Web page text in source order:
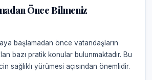
Önce Bilmeniz
başlamadan önce vatandaşların
bazı pratik konular bulunmaktadır. Bu
sağlıklı yürümesi açısından önemlidir.